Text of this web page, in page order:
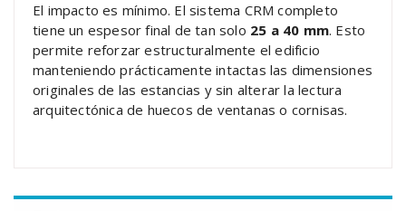
El impacto es mínimo. El sistema CRM completo
tiene un espesor final de tan solo 25 a 40 mm. Esto
permite reforzar estructuralmente el edificio
manteniendo prácticamente intactas las dimensiones
originales de las estancias y sin alterar la lectura
arquitectónica de huecos de ventanas o cornisas.